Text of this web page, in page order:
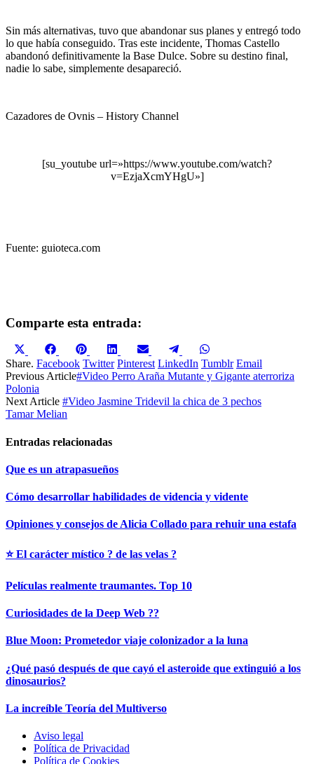
Sin más alternativas, tuvo que abandonar sus planes y entregó todo
lo que había conseguido. Tras este incidente, Thomas Castello
abandonó definitivamente la Base Dulce. Sobre su destino final,
nadie lo sabe, simplemente desapareció.
Cazadores de Ovnis – History Channel
[su_youtube url=»https://www.youtube.com/watch?
v=EzjaXcmYHgU»]
Fuente: guioteca.com
Comparte esta entrada:
Compartir
en
X
(Twitter)
Compartir
en
Facebook
Compartir
en
Pinterest
Compartir
en
LinkedIn
Compartir
en
Email
Compartir
en
Telegram
en
WhatsApp
Share. Facebook Twitter Pinterest LinkedIn Tumblr Email
Previous Article#Video Perro Araña Mutante y Gigante aterroriza
Polonia
Next Article #Video Jasmine Tridevil la chica de 3 pechos
Tamar Melian
Entradas relacionadas
Que es un atrapasueños
Cómo desarrollar habilidades de videncia y vidente
Opiniones y consejos de Alicia Collado para rehuir una estafa
⭐ El carácter místico ? de las velas ?
Películas realmente traumantes. Top 10
Curiosidades de la Deep Web ?‍?
Blue Moon: Prometedor viaje colonizador a la luna
¿Qué pasó después de que cayó el asteroide que extinguió a los
dinosaurios?
La increíble Teoría del Multiverso
Aviso legal
Política de Privacidad
Política de Cookies